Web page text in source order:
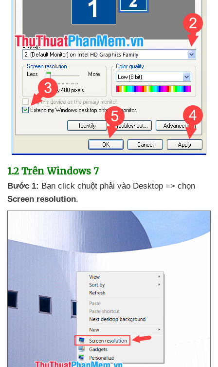
1.2 Trên Windows 7
Bước 1: Bạn click chuột phải vào Desktop => chọn
Screen resolution.